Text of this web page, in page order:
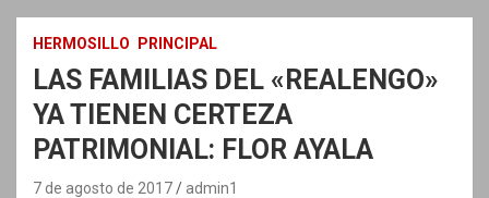
HERMOSILLO PRINCIPAL
LAS FAMILIAS DEL «REALENGO»
YA TIENEN CERTEZA
PATRIMONIAL: FLOR AYALA
7 de agosto de 2017 admin1